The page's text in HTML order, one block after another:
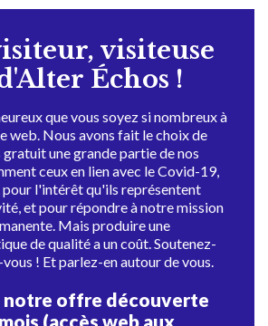
visiteuse
Échos !
que vous soyez si nombreux à
web. Nous avons fait le choix de
une grande partie de nos
ceux en lien avec le Covid-19,
pour l'intérêt qu'ils représentent
et pour répondre à notre mission
Mais produire une
de qualité a un coût. Soutenez-
! Et parlez-en autour de vous.
notre offre découverte
(accès web aux